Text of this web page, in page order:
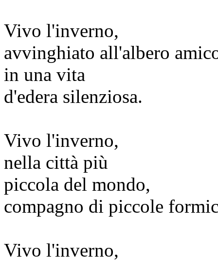
Vivo l'inverno,
avvinghiato all'albero
in una vita
d'edera silenziosa.
Vivo l'inverno,
nella città più
piccola del mondo,
compagno di piccole
Vivo l'inverno,